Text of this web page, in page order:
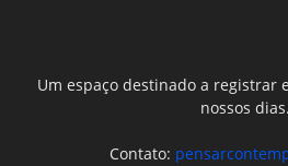
Um espaço destinado a registrar
nossos dias.
Contato: